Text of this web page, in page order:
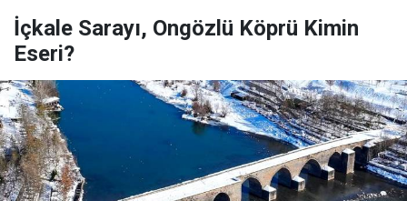
İçkale Sarayı, Ongözlü Köprü Kimin
Eseri?